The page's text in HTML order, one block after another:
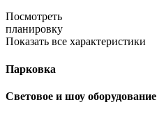
Посмотреть
планировку
Показать все характеристики
Парковка
Световое и шоу оборудование